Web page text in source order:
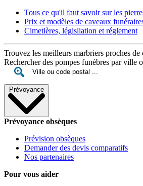
Tous ce qu'il faut savoir sur les
Prix et modèles de caveaux
Cimetières, législiation et réglement
Trouvez les meilleurs marbriers proches de
Rechercher des pompes funèbres par ville
Prévoyance
Prévoyance obsèques
Prévision obsèques
Demander des devis comparatifs
Nos partenaires
Pour vous aider